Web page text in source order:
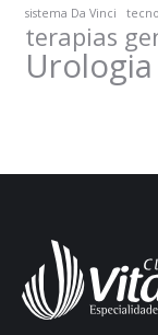
sistema Da Vinci
terapias
Urologia